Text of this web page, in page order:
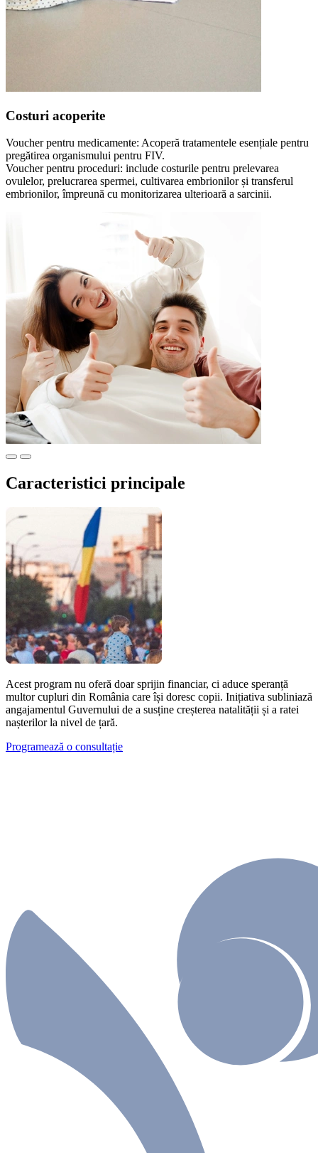
Costuri acoperite
Voucher pentru medicamente: Acoperă tratamentele esențiale pentru
pregătirea organismului pentru FIV.
Voucher pentru proceduri: include costurile pentru prelevarea
ovulelor, prelucrarea spermei, cultivarea embrionilor și transferul
embrionilor, împreună cu monitorizarea ulterioară a sarcinii.
Caracteristici principale
Acest program nu oferă doar sprijin financiar, ci aduce speranță
multor cupluri din România care își doresc copii. Inițiativa subliniază
angajamentul Guvernului de a susține creșterea natalității și a ratei
nașterilor la nivel de țară.
Programează o consultație